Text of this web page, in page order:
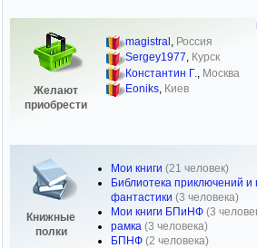
Желают
приобрести
magistral , Россия
Sergey1977, Курск
Константин Г.
Москва
Eoniks, Киев
Книжные
полки
Мои книги (21 человек)
Библиотека приключений и
фантастики (3 человека)
Мои книги БПиНФ (3
рамка (3 человека)
БПНФ (2 человека)